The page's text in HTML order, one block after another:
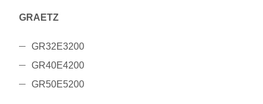
GRAETZ
GR32E3200
GR40E4200
GR50E5200